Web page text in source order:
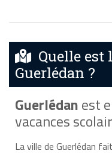
Quelle est
Guerlédan ?
Guerlédanest
vacances
La ville de Guerlédan